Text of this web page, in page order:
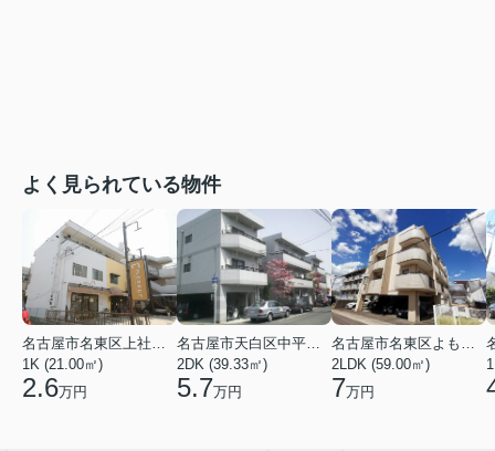
よく見られている物件
名古屋市名東区上社２丁目
1K (21.00㎡)
2.6万円
名古屋市天白区中平２丁目
2DK (39.33㎡)
5.7万円
名古屋市名東区よもぎ台２丁目
2LDK (59.00㎡)
7万円